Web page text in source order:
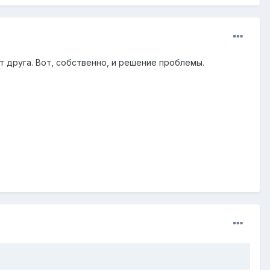
друга. Вот, собственно, и решение проблемы.